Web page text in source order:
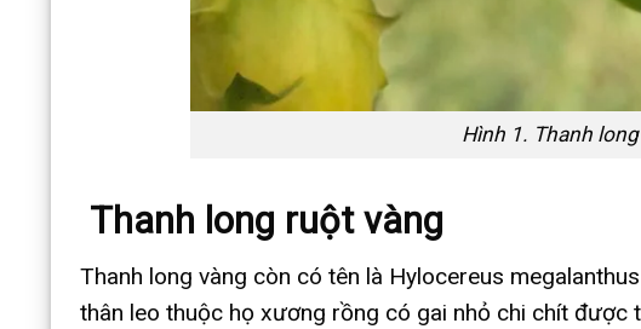
Hình 1. Thanh
Thanh long ruột vàng
Thanh long vàng còn có tên là Hylocereus
thân leo thuộc họ xương rồng có gai nhỏ chi chít được